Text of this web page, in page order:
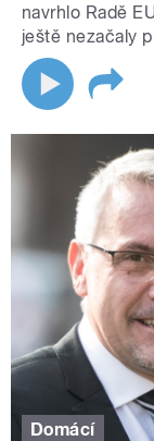
navrhlo Radě
ještě nezačaly
Domácí